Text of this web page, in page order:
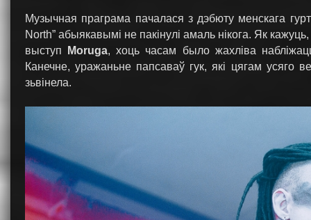
Музычная праграма пачалася з дэбюту менскага
North” абыякавымі не пакінулі амаль нікога. Як
выступ
Moruga, хоць часам было жахліва
Канечне, уражаньне папсаваў гук, які цягам усяго
зьвінела.